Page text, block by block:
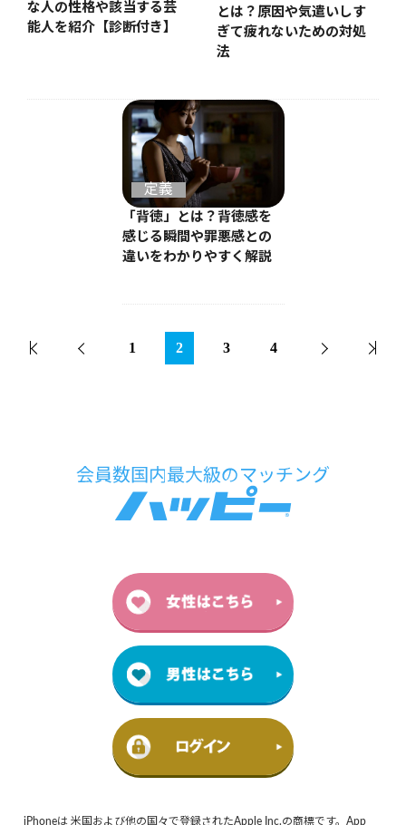
な人の性格や該当する芸
能人を紹介【診断付き】
とは？原因や気遣いしす
ぎて疲れないための対処
法
定義
「背徳」とは？背徳感を
感じる瞬間や罪悪感との
違いをわかりやすく解説
1 2 3 4
iPhoneは 米国および他の国々で登録されたApple Inc.の商標です。App